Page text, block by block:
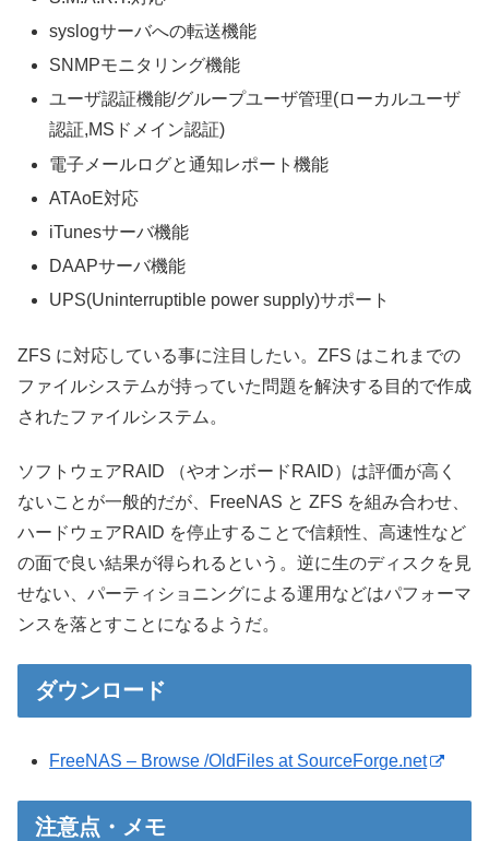
syslogサーバへの転送機能
SNMPモニタリング機能
ユーザ認証機能/グループユーザ管理(ローカルユーザ
認証,MSドメイン認証)
電子メールログと通知レポート機能
ATAoE対応
iTunesサーバ機能
DAAPサーバ機能
UPS(Uninterruptible power supply)サポート
ZFS に対応している事に注目したい。ZFS はこれまでの
ファイルシステムが持っていた問題を解決する目的で作成
されたファイルシステム。
ソフトウェアRAID （やオンボードRAID）は評価が高く
ないことが一般的だが、FreeNAS と ZFS を組み合わせ、
ハードウェアRAID を停止することで信頼性、高速性など
の面で良い結果が得られるという。逆に生のディスクを見
せない、パーティショニングによる運用などはパフォーマ
ンスを落とすことになるようだ。
ダウンロード
FreeNAS – Browse /OldFiles at SourceForge.net
注意点・メモ